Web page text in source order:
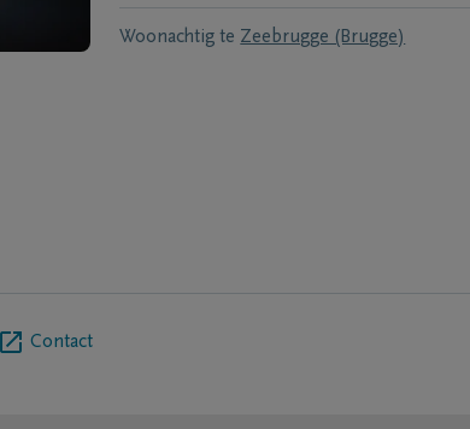
Woonachtig te Zeebrugge (Brugge)
Contact